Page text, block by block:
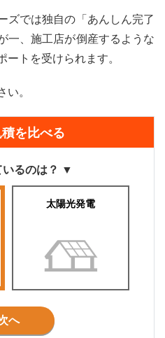
ズでは独自の「あんしん完了
一、施工店が倒産するような
ートを受けられます。
い。
を比べる
るのは？ ▼
太陽光発電
へ